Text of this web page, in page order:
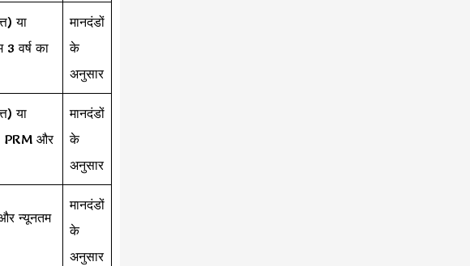
या
वर्ष का
मानदंडों
के
अनुसार
या
PRM और
मानदंडों
के
अनुसार
न्यूनतम
मानदंडों
के
अनुसार